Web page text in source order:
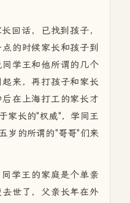
回话，已找到孩子，
的时候家长和孩子到
学王和他所谓的几个
来，再打孩子和家长
在上海打工的家长才
家长的"权威"，学同王
岁的所谓的"哥哥"们来
学王的家庭是个单亲
世了，父亲长年在外